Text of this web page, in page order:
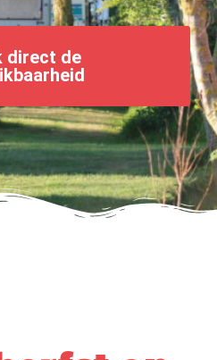
direct de